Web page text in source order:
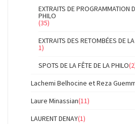
EXTRAITS DE PROGRAMMATION
PHILO
(35)
EXTRAITS DES RETOMBÉES DE
1)
SPOTS DE LA FÊTE DE LA PHILO
Lachemi Belhocine et Reza
Laure Minassian(11)
LAURENT DENAY(1)